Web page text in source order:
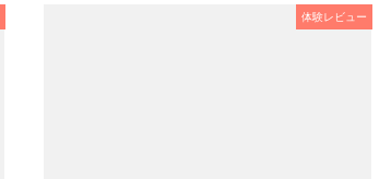
体験レビュー